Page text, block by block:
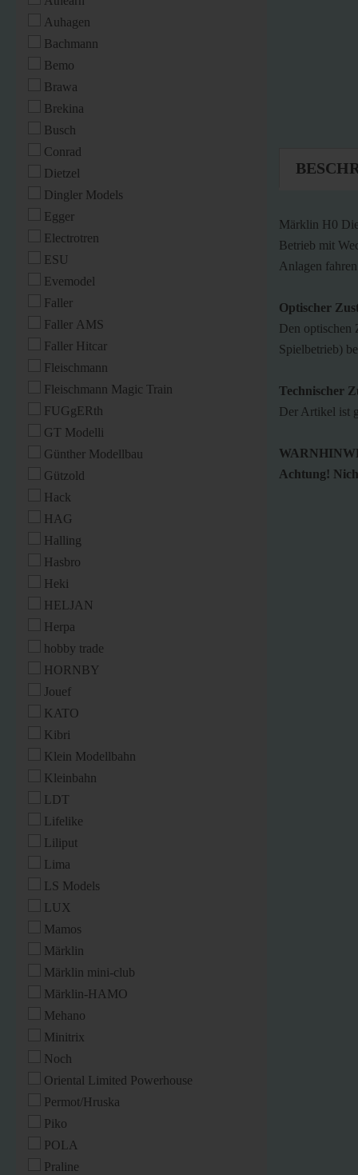
Märklin H0
Betrieb mit
Anlagen
Optischer
Den optischen
Spielbetrieb)
Technischer
Der Artikel ist
Achtung!
Auhagen
Bachmann
Bemo
Brawa
Brekina
Busch
Conrad
Dietzel
Dingler Models
Egger
Electrotren
ESU
Evemodel
Faller
Faller AMS
Faller Hitcar
Fleischmann
Fleischmann Magic Train
FUGgERth
GT Modelli
Günther Modellbau
Gützold
Hack
HAG
Halling
Hasbro
Heki
HELJAN
Herpa
hobby trade
HORNBY
Jouef
KATO
Kibri
Klein Modellbahn
Kleinbahn
LDT
Lifelike
Liliput
Lima
LS Models
LUX
Mamos
Märklin
Märklin mini-club
Märklin-HAMO
Mehano
Minitrix
Noch
Oriental Limited Powerhouse
Permot/Hruska
Piko
POLA
Praline